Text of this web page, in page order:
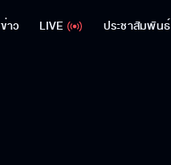
ข่าว LIVE ประชาสัมพันธ์